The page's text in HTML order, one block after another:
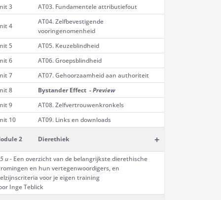
3
AT03. Fundamentele attributiefout
4
AT04. Zelfbevestigende
vooringenomenheid
5
AT05. Keuzeblindheid
6
AT06. Groepsblindheid
7
AT07. Gehoorzaamheid aan authoriteit
8
Bystander Effect -Preview
9
AT08. Zelfvertrouwenkronkels
10
AT09. Links en downloads
2 Dierethiek +
u - Een overzicht van de belangrijkste dierethische
en hun vertegenwoordigers, en
voor je eigen training
Inge Teblick